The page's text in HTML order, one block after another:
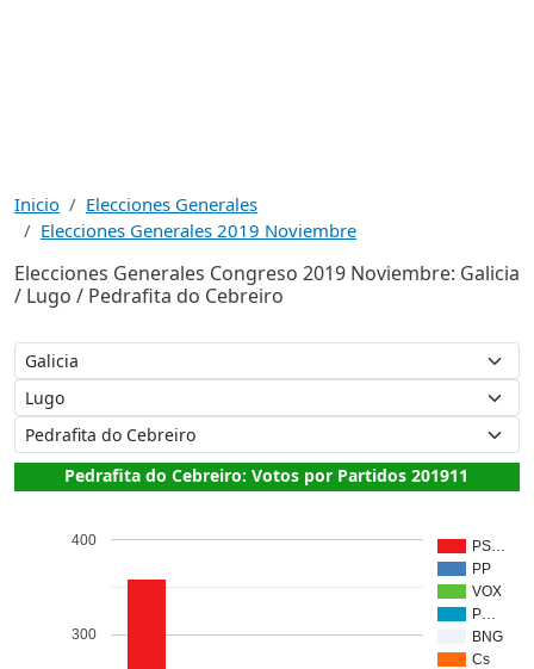
Inicio
Elecciones Generales
Elecciones Generales 2019 Noviembre
Elecciones Generales Congreso 2019 Noviembre: Galicia
/ Lugo / Pedrafita do Cebreiro
Pedrafita do Cebreiro: Votos por Partidos 201911
PS…
PP
VOX
P…
BNG
Cs
300
400